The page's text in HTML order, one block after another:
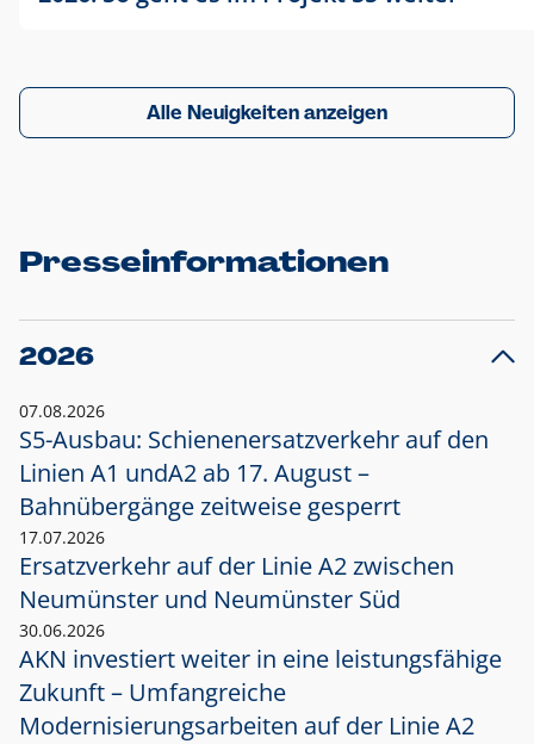
Alle Neuigkeiten anzeigen
Presseinformationen
2026
07.08.2026
S5-Ausbau: Schienenersatzverkehr auf den
Linien A1 undA2 ab 17. August –
Bahnübergänge zeitweise gesperrt
17.07.2026
Ersatzverkehr auf der Linie A2 zwischen
Neumünster und Neumünster Süd
30.06.2026
AKN investiert weiter in eine leistungsfähige
Zukunft – Umfangreiche
Modernisierungsarbeiten auf der Linie A2